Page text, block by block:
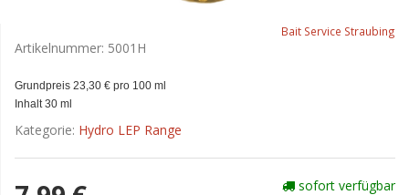
Bait Service Straubing
Artikelnummer: 5001H
Grundpreis 23,30 € pro 100 ml
Inhalt 30 ml
Kategorie: Hydro LEP Range
sofort verfügbar